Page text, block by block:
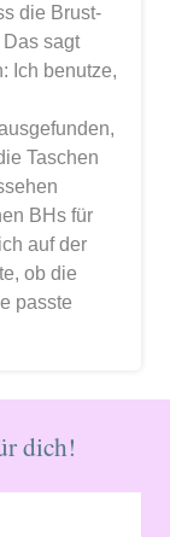
die Brust-
sagt
Ich benutze,
Taschen
BHs für
auf der
ob die
passte
dich!